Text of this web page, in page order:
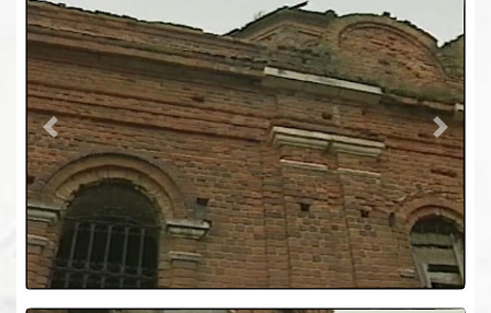
Previous Next